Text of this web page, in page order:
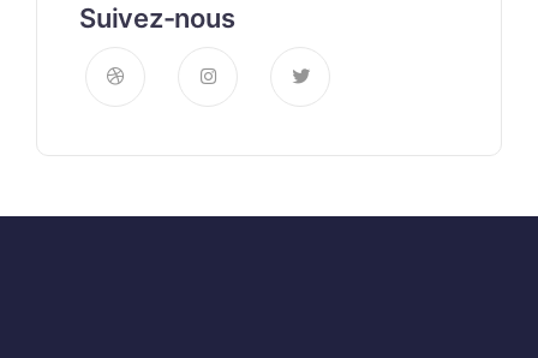
Suivez-nous